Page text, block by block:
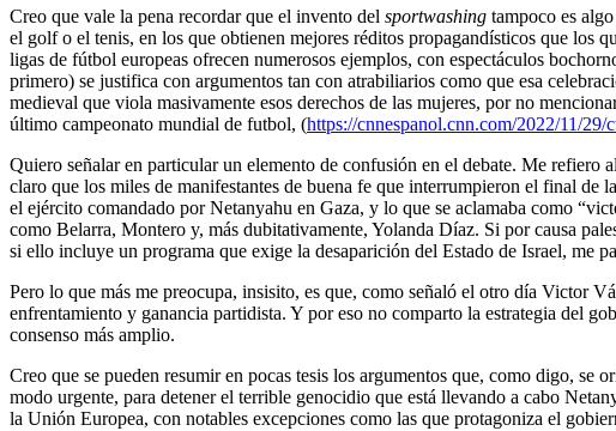
Creo que vale la pena recordar que el invento del sportwashing tampoco es
el golf o el tenis, en los que obtienen mejores réditos propagandísticos que los
ligas de fútbol europeas ofrecen numerosos ejemplos, con espectáculos
primero) se justifica con argumentos tan con atrabiliarios como que esa
medieval que viola masivamente esos derechos de las mujeres, por no
último campeonato mundial de futbol, (https://cnnespanol.cnn.com/2022/11/
Quiero señalar en particular un elemento de confusión en el debate. Me refiero
claro que los miles de manifestantes de buena fe que interrumpieron el final de
el ejército comandado por Netanyahu en Gaza, y lo que se aclamaba como
como Belarra, Montero y, más dubitativamente, Yolanda Díaz. Si por causa
si ello incluye un programa que exige la desaparición del Estado de Israel, me
Pero lo que más me preocupa, insisito, es que, como señaló el otro día Victor
enfrentamiento y ganancia partidista. Y por eso no comparto la estrategia del
consenso más amplio.
Creo que se pueden resumir en pocas tesis los argumentos que, como digo,
modo urgente, para detener el terrible genocidio que está llevando a cabo
la Unión Europea, con notables excepciones como las que protagoniza el